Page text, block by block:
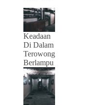
Keadaan
Di Dalam
Terowong
Berlampu